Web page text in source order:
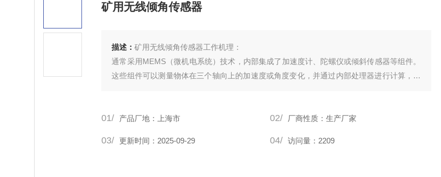
矿用无线倾角传感器
描述：矿用无线倾角传感器工作机理：
通常采用MEMS（微机电系统）技术，内部集成了加速度计、陀螺仪或倾斜传感器等组件。
这些组件可以测量物体在三个轴向上的加速度或角度变化，并通过内部处理器进行计算，得
01/ 产品厂地：上海市 02/ 厂商性质：生产厂家
03/ 更新时间：2025-09-29 04/ 访问量：2209